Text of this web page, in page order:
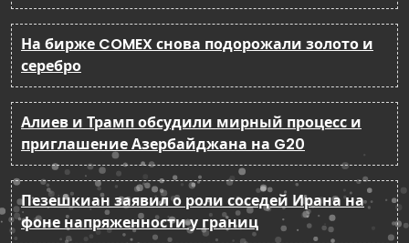
На бирже COMEX снова подорожали золото и
серебро
Алиев и Трамп обсудили мирный процесс и
приглашение Азербайджана на G20
Пезешкиан заявил о роли соседей Ирана на
фоне напряженности у границ